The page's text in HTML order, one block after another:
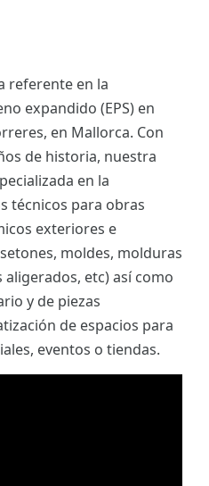
referente en la
expandido (EPS) en
en Mallorca. Con
de historia, nuestra
en la
técnicos para obras
exteriores e
moldes, molduras
etc) así como
y de piezas
de espacios para
eventos o tiendas.